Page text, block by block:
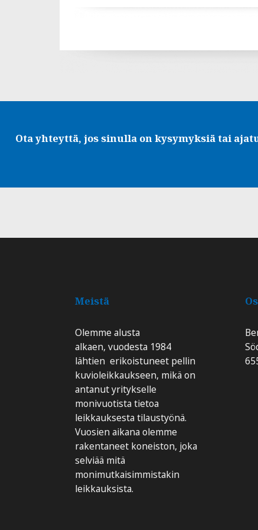
Ota yhteyttä, jos sinulla on kysymyksiä tai
Meistä
Olemme alusta
alkaen, vuodesta 1984
lähtien erikoistuneet pellin
kuvioleikkaukseen, mikä on
antanut yritykselle
monivuotista tietoa
leikkauksesta tilaustyönä.
Vuosien aikana olemme
rakentaneet koneiston, joka
selviää mitä
monimutkaisimmistakin
leikkauksista.